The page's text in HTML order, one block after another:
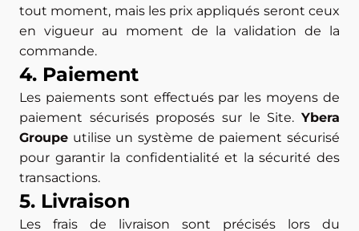
tout moment, mais les prix appliqués seront ceux
en vigueur au moment de la validation de la
commande.
4. Paiement
Les paiements sont effectués par les moyens de
paiement sécurisés proposés sur le Site. Ybera
Groupe utilise un système de paiement sécurisé
pour garantir la confidentialité et la sécurité des
transactions.
5. Livraison
Les frais de livraison sont précisés lors du